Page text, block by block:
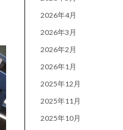
2026年4月
2026年3月
2026年2月
2026年1月
2025年12月
2025年11月
2025年10月